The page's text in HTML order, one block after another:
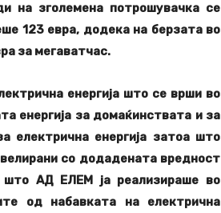
на зголемена потрошувачка се
123 евра, додека на берзата во
за мегаватчас.
енергија што се врши во
енергија за домаќинствата и за
електрична енергија затоа што
со додадената вредност
што АД ЕЛЕМ ја реализираше во
од набавката на електрична